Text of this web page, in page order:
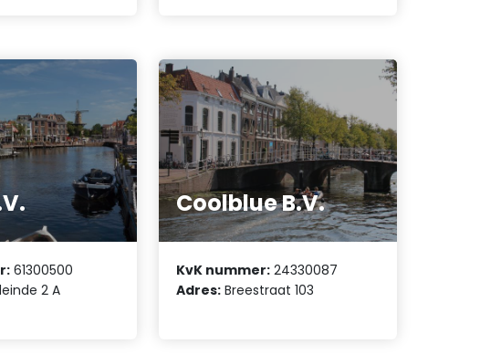
61300500
2 A
Coolblue B.V.
KvK nummer: 24330087
Adres: Breestraat 103